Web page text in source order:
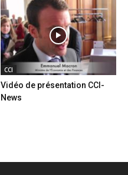
CCI
Vidéo de présentation CCI-
News